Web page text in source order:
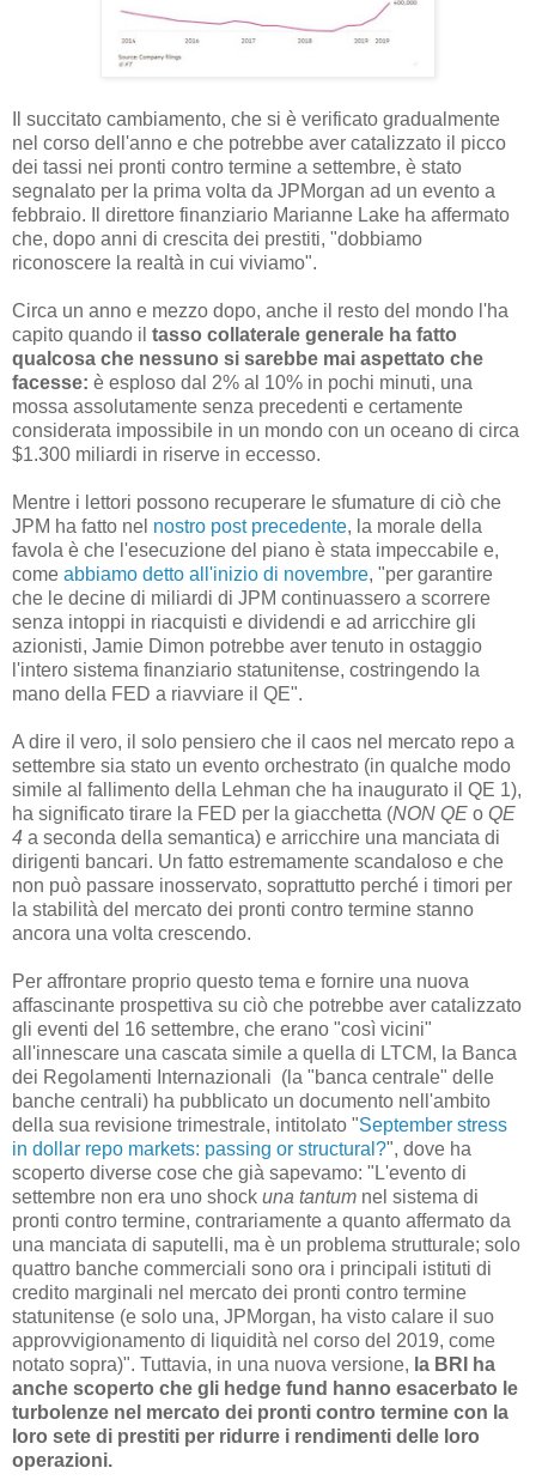
Il succitato cambiamento, che si è verificato gradualmente
nel corso dell'anno e che potrebbe aver catalizzato il picco
dei tassi nei pronti contro termine a settembre, è stato
segnalato per la prima volta da JPMorgan ad un evento a
febbraio. Il direttore finanziario Marianne Lake ha affermato
che, dopo anni di crescita dei prestiti, "dobbiamo
riconoscere la realtà in cui viviamo".
Circa un anno e mezzo dopo, anche il resto del mondo l'ha
capito quando il tasso collaterale generale ha fatto
qualcosa che nessuno si sarebbe mai aspettato che
facesse: è esploso dal 2% al 10% in pochi minuti, una
mossa assolutamente senza precedenti e certamente
considerata impossibile in un mondo con un oceano di circa
$1.300 miliardi in riserve in eccesso.
Mentre i lettori possono recuperare le sfumature di ciò che
JPM ha fatto nel nostro post precedente, la morale della
favola è che l'esecuzione del piano è stata impeccabile e,
come abbiamo detto all'inizio di novembre, "per garantire
che le decine di miliardi di JPM continuassero a scorrere
senza intoppi in riacquisti e dividendi e ad arricchire gli
azionisti, Jamie Dimon potrebbe aver tenuto in ostaggio
l'intero sistema finanziario statunitense, costringendo la
mano della FED a riavviare il QE".
A dire il vero, il solo pensiero che il caos nel mercato repo a
settembre sia stato un evento orchestrato (in qualche modo
simile al fallimento della Lehman che ha inaugurato il QE 1),
ha significato tirare la FED per la giacchetta (NON QE o QE
4 a seconda della semantica) e arricchire una manciata di
dirigenti bancari. Un fatto estremamente scandaloso e che
non può passare inosservato, soprattutto perché i timori per
la stabilità del mercato dei pronti contro termine stanno
ancora una volta crescendo.
Per affrontare proprio questo tema e fornire una nuova
affascinante prospettiva su ciò che potrebbe aver catalizzato
gli eventi del 16 settembre, che erano "così vicini"
all'innescare una cascata simile a quella di LTCM, la Banca
dei Regolamenti Internazionali (la "banca centrale" delle
banche centrali) ha pubblicato un documento nell'ambito
della sua revisione trimestrale, intitolato "September stress
in dollar repo markets: passing or structural?", dove ha
scoperto diverse cose che già sapevamo: "L'evento di
settembre non era uno shock una tantum nel sistema di
pronti contro termine, contrariamente a quanto affermato da
una manciata di saputelli, ma è un problema strutturale; solo
quattro banche commerciali sono ora i principali istituti di
credito marginali nel mercato dei pronti contro termine
statunitense (e solo una, JPMorgan, ha visto calare il suo
approvvigionamento di liquidità nel corso del 2019, come
notato sopra)". Tuttavia, in una nuova versione, la BRI ha
anche scoperto che gli hedge fund hanno esacerbato le
turbolenze nel mercato dei pronti contro termine con la
loro sete di prestiti per ridurre i rendimenti delle loro
operazioni.